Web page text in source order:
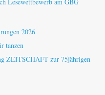
2026
tanzen
ZEITSCHAFT zur 75jährigen